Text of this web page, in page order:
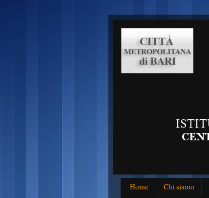
Home Chi siamo